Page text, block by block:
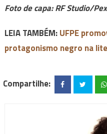
Foto de capa: RF Studio/
LEIA TAMBÉM:UFPE
protagonismo negro na
Compartilhe: